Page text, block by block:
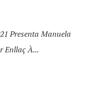
Presenta Manuela
Enllaç À...
Temporada 2
Temporada 1